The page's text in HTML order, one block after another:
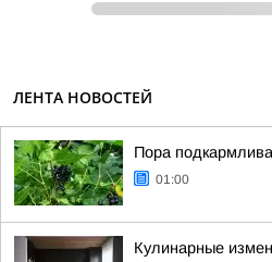
ЛЕНТА НОВОСТЕЙ
Пора
01:00
Кулинарные